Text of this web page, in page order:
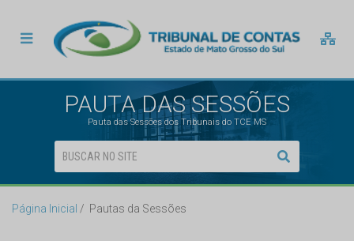
PAUTA DAS SESSÕES
Pauta das Sessões dos Tribunais do TCE MS
Página Inicial Pautas da Sessões